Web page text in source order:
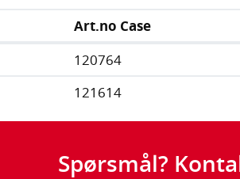
Art.no Case
120764
121614
Spørsmål?